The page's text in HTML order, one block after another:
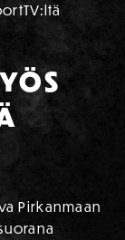
Pirkanmaan